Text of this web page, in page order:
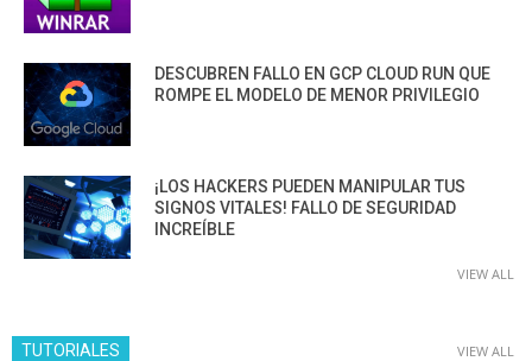
DESCUBREN FALLO EN GCP CLOUD RUN QUE
ROMPE EL MODELO DE MENOR PRIVILEGIO
¡LOS HACKERS PUEDEN MANIPULAR TUS
SIGNOS VITALES! FALLO DE SEGURIDAD
INCREÍBLE
VIEW ALL
TUTORIALES VIEW ALL